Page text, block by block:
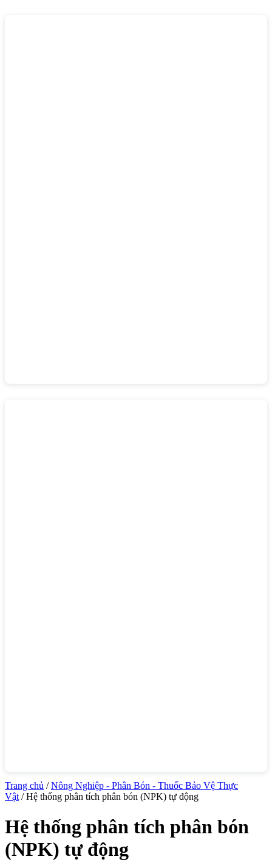
Trang chủ /Nông Nghiệp - Phân Bón - Thuốc Bảo Vệ Thực
Vật / Hệ thống phân tích phân bón (NPK) tự động
Hệ thống phân tích phân bón
(NPK) tự động